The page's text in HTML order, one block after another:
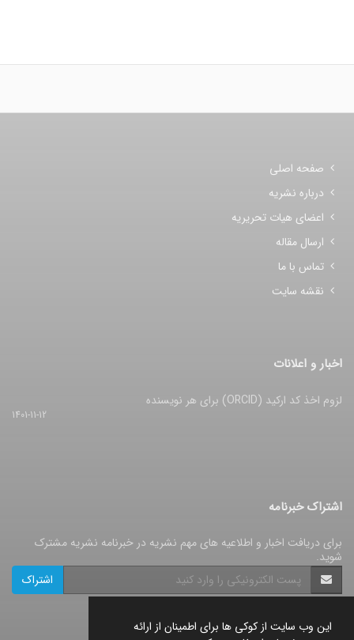
این وب سایت از کوکی ها برای اطمینان از ارائه
صفحه اصلی
درباره نشریه
اعضای هیات تحریریه
ارسال مقاله
تماس با ما
نقشه سایت
اخبار و اعلانات
لزوم اخذ کد ارکید (ORCID) برای هر نویسنده
1401-11-12
اشتراک خبرنامه
برای دریافت اخبار و اطلاعیه های مهم نشریه در خبرنامه نشریه مشترک
شوید.
اشتراک